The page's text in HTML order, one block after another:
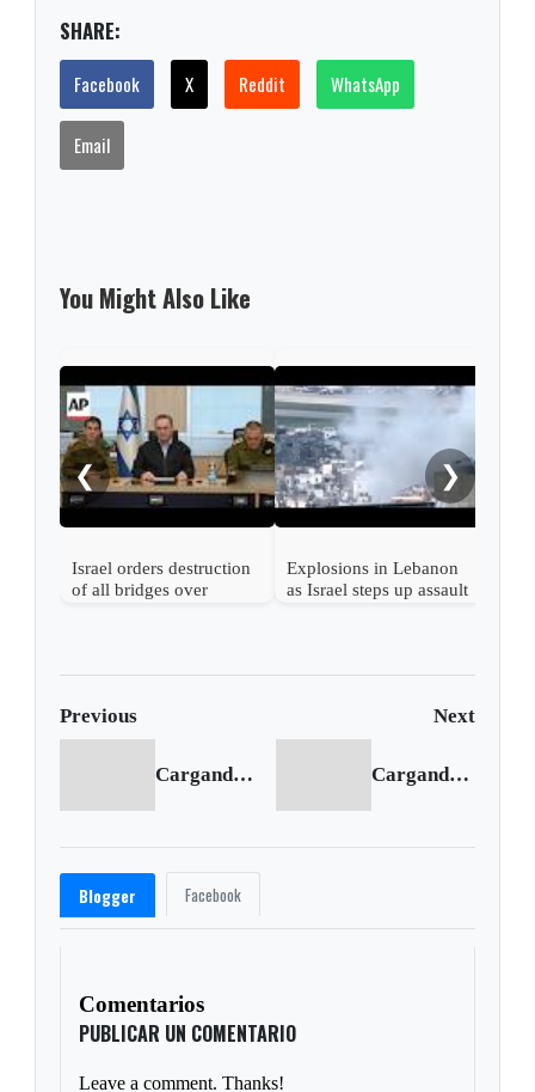
SHARE:
Facebook X Reddit WhatsApp
Email
You Might Also Like
❮
Israel orders destruction
of all bridges over
Explosions in Lebanon
as Israel steps up assault
❯
Previous Next
Cargando anterior... Cargando siguiente...
Blogger Facebook
Comentarios
PUBLICAR UN COMENTARIO
Leave a comment. Thanks!